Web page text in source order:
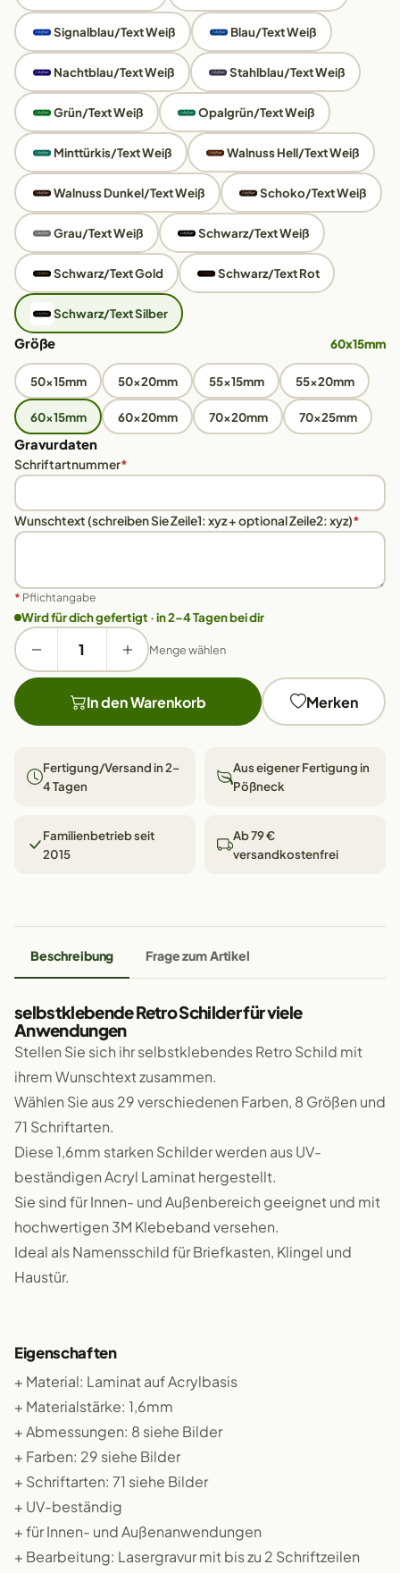
Signalblau/Text Weiß Blau/Text Weiß
Nachtblau/Text Weiß Stahlblau/Text Weiß
Grün/Text Weiß Opalgrün/Text Weiß
Minttürkis/Text Weiß Walnuss Hell/Text Weiß
Walnuss Dunkel/Text Weiß Schoko/Text Weiß
Grau/Text Weiß Schwarz/Text Weiß
Schwarz/Text Gold Schwarz/Text Rot
Schwarz/Text Silber
Größe 60x15mm
50x15mm 50x20mm 55x15mm 55x20mm
60x15mm 60x20mm 70x20mm 70x25mm
Gravurdaten
Schriftartnummer*
Wunschtext (schreiben Sie Zeile1: xyz + optional Zeile2: xyz)*
* Pflichtangabe
Wird für dich gefertigt · in 2–4 Tagen bei dir
Menge wählen
In den Warenkorb Merken
Fertigung/Versand in 2–
4 Tagen
Aus eigener Fertigung in
Pößneck
Familienbetrieb seit
2015
Ab 79 €
versandkostenfrei
Beschreibung Frage zum Artikel
selbstklebende Retro Schilder für viele
Anwendungen
Stellen Sie sich ihr selbstklebendes Retro Schild mit
ihrem Wunschtext zusammen.
Wählen Sie aus 29 verschiedenen Farben, 8 Größen und
71 Schriftarten.
Diese 1,6mm starken Schilder werden aus UV-
beständigen Acryl Laminat hergestellt.
Sie sind für Innen- und Außenbereich geeignet und mit
hochwertigen 3M Klebeband versehen.
Ideal als Namensschild für Briefkasten, Klingel und
Haustür.
Eigenschaften
+ Material: Laminat auf Acrylbasis
+ Materialstärke: 1,6mm
+ Abmessungen: 8 siehe Bilder
+ Farben: 29 siehe Bilder
+ Schriftarten: 71 siehe Bilder
+ UV-beständig
+ für Innen- und Außenanwendungen
+ Bearbeitung: Lasergravur mit bis zu 2 Schriftzeilen